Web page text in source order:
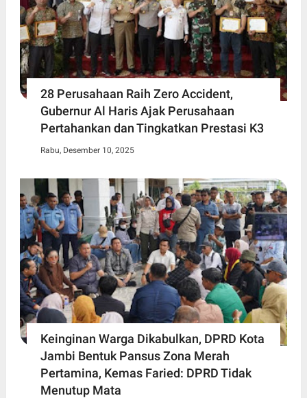
28 Perusahaan Raih Zero Accident,
Gubernur Al Haris Ajak Perusahaan
Pertahankan dan Tingkatkan Prestasi K3
Rabu, Desember 10, 2025
Keinginan Warga Dikabulkan, DPRD Kota
Jambi Bentuk Pansus Zona Merah
Pertamina, Kemas Faried: DPRD Tidak
Menutup Mata